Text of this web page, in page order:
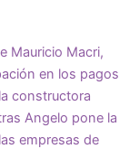
Mauricio Macri,
en los pagos
constructora
Angelo pone la
empresas de